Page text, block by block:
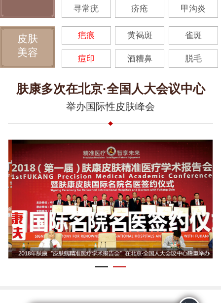
寻常疣 疥疮 甲沟炎
皮肤
美容
疤痕 黄褐斑 雀斑
痘印 酒糟鼻 脱毛
肤康多次在北京·全国人大会议中心
举办国际性皮肤峰会